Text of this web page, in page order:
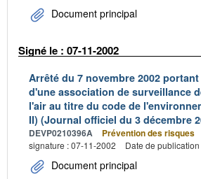
Document principal
Signé le : 07-11-2002
Arrêté du 7 novembre 2002
d'une association de surveillance
l'air au titre du code de
II) (Journal officiel du 3 décembre
DEVP0210396A Prévention des risques
signature : 07-11-2002
Date de
Document principal